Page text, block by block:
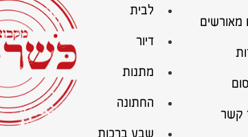
מאורשים
קשר
לבית
דיור
מתנות
החתונה
שבע ברכות